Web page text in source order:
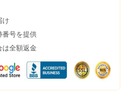
け
番号を提供
は全額返金